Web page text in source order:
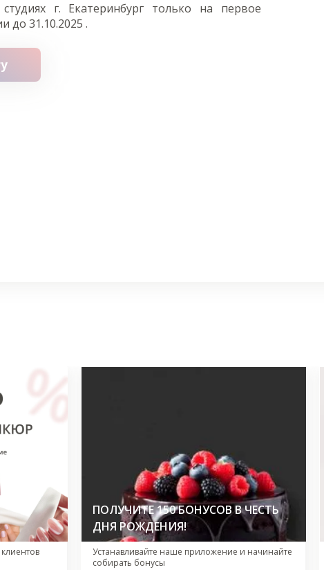
г. Екатеринбург только на первое
до 31.10.2025 .
ПОЛУЧИТЕ 150 БОНУСОВ В ЧЕСТЬ
ДНЯ РОЖДЕНИЯ!
Устанавливайте наше приложение и начинайте
собирать бонусы